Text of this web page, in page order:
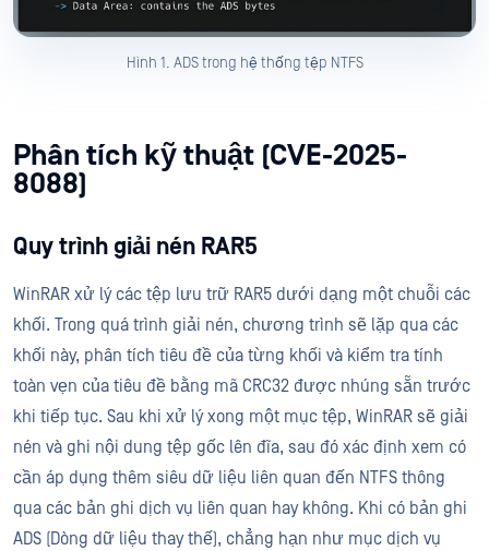
Hình 1. ADS trong hệ thống tệp NTFS
Phân tích kỹ thuật (CVE-2025-
8088)
Quy trình giải nén RAR5
WinRAR xử lý các tệp lưu trữ RAR5 dưới dạng một chuỗi các
khối. Trong quá trình giải nén, chương trình sẽ lặp qua các
khối này, phân tích tiêu đề của từng khối và kiểm tra tính
toàn vẹn của tiêu đề bằng mã CRC32 được nhúng sẵn trước
khi tiếp tục. Sau khi xử lý xong một mục tệp, WinRAR sẽ giải
nén và ghi nội dung tệp gốc lên đĩa, sau đó xác định xem có
cần áp dụng thêm siêu dữ liệu liên quan đến NTFS thông
qua các bản ghi dịch vụ liên quan hay không. Khi có bản ghi
ADS (Dòng dữ liệu thay thế), chẳng hạn như mục dịch vụ